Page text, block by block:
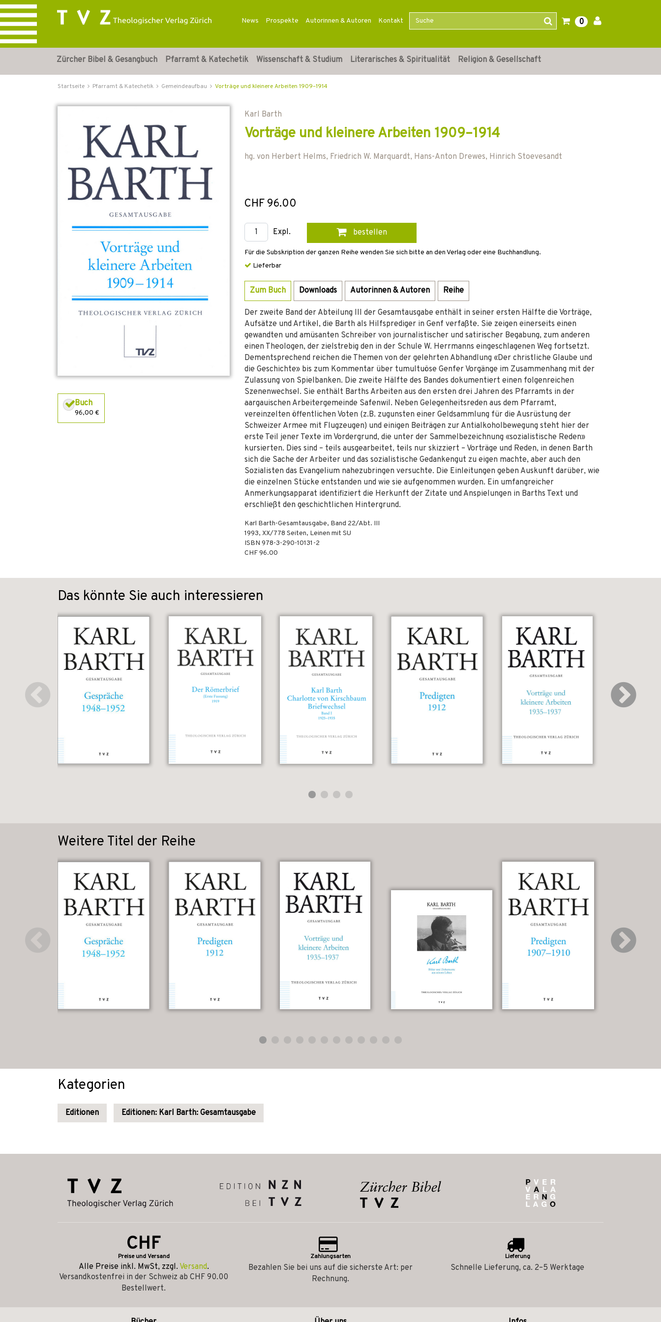
News Prospekte Autorinnen & Autoren Kontakt 0
Zürcher Bibel & Gesangbuch Pfarramt & Katechetik Wissenschaft & Studium Literarisches & Spiritualität Religion & Gesellschaft
Startseite Pfarramt & Katechetik Gemeindeaufbau Vorträge und kleinere Arbeiten 1909–1914
Buch
96,00 €
Karl Barth
Vorträge und kleinere Arbeiten 1909–1914
hg. von Herbert Helms, Friedrich W. Marquardt, Hans-Anton Drewes, Hinrich Stoevesandt
CHF 96.00
Expl. bestellen
Für die Subskription der ganzen Reihe wenden Sie sich bitte an den Verlag oder eine Buchhandlung.
Lieferbar
Zum Buch Downloads Autorinnen & Autoren Reihe
Der zweite Band der Abteilung III der Gesamtausgabe enthält in seiner ersten Hälfte die Vorträge,
Aufsätze und Artikel, die Barth als Hilfsprediger in Genf verfaßte. Sie zeigen einerseits einen
gewandten und amüsanten Schreiber von journalistischer und satirischer Begabung, zum anderen
einen Theologen, der zielstrebig den in der Schule W. Herrmanns eingeschlagenen Weg fortsetzt.
Dementsprechend reichen die Themen von der gelehrten Abhandlung «Der christliche Glaube und
die Geschichte» bis zum Kommentar über tumultuöse Genfer Vorgänge im Zusammenhang mit der
Zulassung von Spielbanken. Die zweite Hälfte des Bandes dokumentiert einen folgenreichen
Szenenwechsel. Sie enthält Barths Arbeiten aus den ersten drei Jahren des Pfarramts in der
aargauischen Arbeitergemeinde Safenwil. Neben Gelegenheitsreden aus dem Pfarramt,
vereinzelten öffentlichen Voten (z.B. zugunsten einer Geldsammlung für die Ausrüstung der
Schweizer Armee mit Flugzeugen) und einigen Beiträgen zur Antialkoholbewegung steht hier der
erste Teil jener Texte im Vordergrund, die unter der Sammelbezeichnung «sozialistische Reden»
kursierten. Dies sind – teils ausgearbeitet, teils nur skizziert – Vorträge und Reden, in denen Barth
sich die Sache der Arbeiter und das sozialistische Gedankengut zu eigen machte, aber auch den
Sozialisten das Evangelium nahezubringen versuchte. Die Einleitungen geben Auskunft darüber, wie
die einzelnen Stücke entstanden und wie sie aufgenommen wurden. Ein umfangreicher
Anmerkungsapparat identifiziert die Herkunft der Zitate und Anspielungen in Barths Text und
erschließt den geschichtlichen Hintergrund.
Karl Barth-Gesamtausgabe, Band 22/Abt. III
1993, XX/778 Seiten, Leinen mit SU
ISBN 978-3-290-10131-2
CHF 96.00
Das könnte Sie auch interessieren
Weitere Titel der Reihe
Kategorien
Editionen Editionen: Karl Barth: Gesamtausgabe
CHF
Preise und Versand
Alle Preise inkl. MwSt, zzgl. Versand.
Versandkostenfrei in der Schweiz ab CHF 90.00
Bestellwert.
Zahlungsarten
Bezahlen Sie bei uns auf die sicherste Art: per
Rechnung.
Lieferung
Schnelle Lieferung, ca. 2–5 Werktage